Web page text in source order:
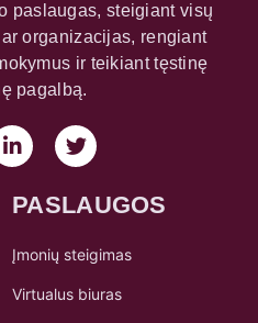
paslaugas, steigiant visų
organizacijas, rengiant
ir teikiant tęstinę
pagalbą.
PASLAUGOS
Įmonių steigimas
Virtualus biuras